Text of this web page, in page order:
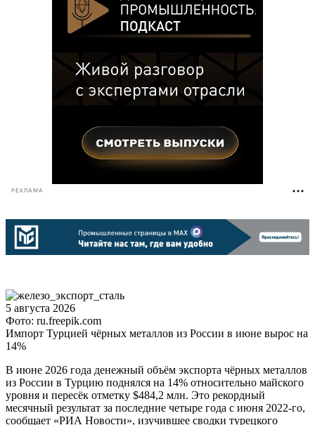
РЕКЛАМА
5 августа 2026
Фото: ru.freepik.com
Импорт Турцией чёрных металлов из России в июне вырос на
14%
В июне 2026 года денежный объём экспорта чёрных металлов
из России в Турцию поднялся на 14% относительно майского
уровня и пересёк отметку $484,2 млн. Это рекордный
месячный результат за последние четыре года с июня 2022-го,
сообщает «РИА Новости», изучившее сводки турецкого